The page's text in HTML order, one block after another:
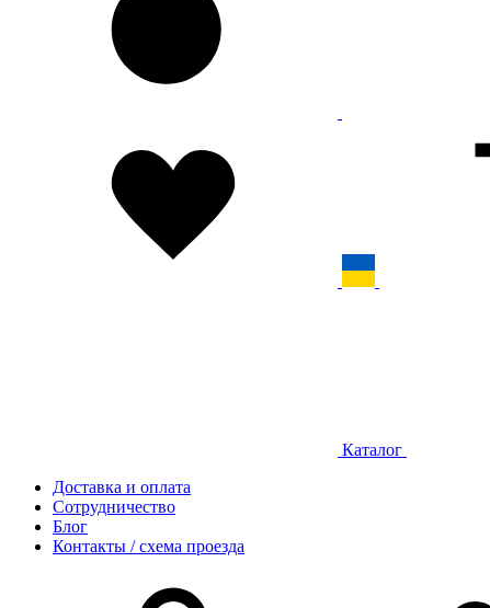
Каталог
Доставка и оплата
Сотрудничество
Блог
Контакты / схема проезда